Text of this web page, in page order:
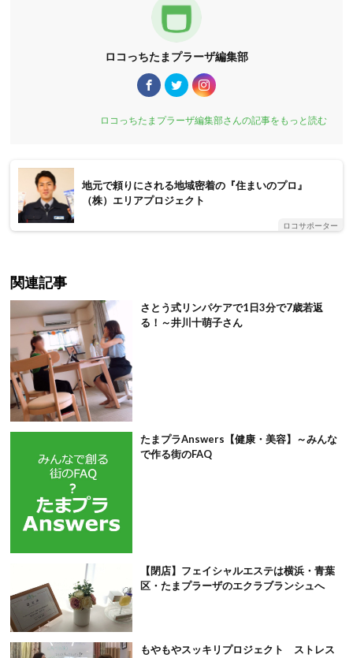
ロコっちたまプラーザ編集部
ロコっちたまプラーザ編集部さんの記事をもっと読む
地元で頼りにされる地域密着の『住まいのプロ』
（株）エリアプロジェクト
ロコサポーター
関連記事
さとう式リンパケアで1日3分で7歳若返
る！～井川十萌子さん
たまプラAnswers【健康・美容】～みんな
で作る街のFAQ
【閉店】フェイシャルエステは横浜・青葉
区・たまプラーザのエクラブランシュへ
もやもやスッキリプロジェクト ストレス